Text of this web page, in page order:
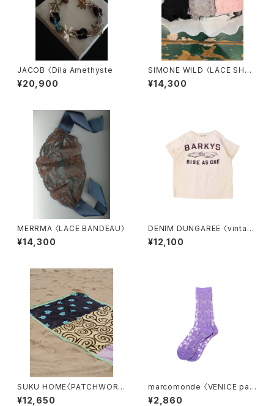
JACOB 〈Dila Amethyste
¥20,900
SIMONE WILD 〈LACE SHOR
T THONG SOCKS〉
¥14,300
MERRMA 〈LACE BANDEAU〉
¥14,300
DENIM DUNGAREE 〈vintag
e cotton jersey BARKYS T
ee〉off white
¥12,100
SUKU HOME〈PATCHWORK
BEACH SARONG〉
¥12,650
marcomonde 〈VENICE patt
ern〉06
¥2,860